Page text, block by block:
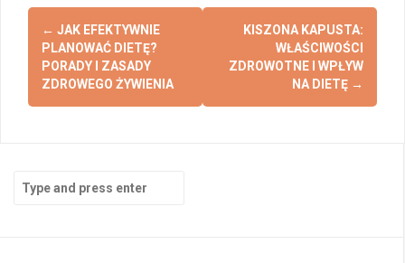
Post
navigation
← JAK EFEKTYWNIE
PLANOWAĆ DIETĘ?
PORADY I ZASADY
ZDROWEGO ŻYWIENIA
KISZONA KAPUSTA:
WŁAŚCIWOŚCI
ZDROWOTNE I WPŁYW
NA DIETĘ →
Search
for: